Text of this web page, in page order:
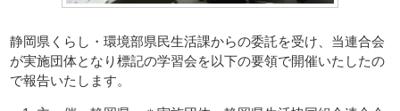
静岡県くらし・環境部県民生活課からの委託を受け、当連合会
が実施団体となり標記の学習会を以下の要領で開催いたしたの
で報告いたします。